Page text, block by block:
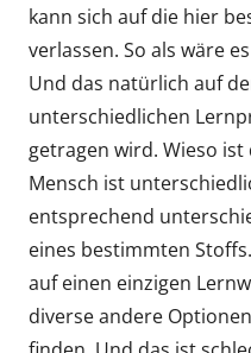
kann sich auf die hier
verlassen. So als wäre
Und das natürlich auf
unterschiedlichen
getragen wird. Wieso
Mensch ist
entsprechend
eines bestimmten
auf einen einzigen
diverse andere